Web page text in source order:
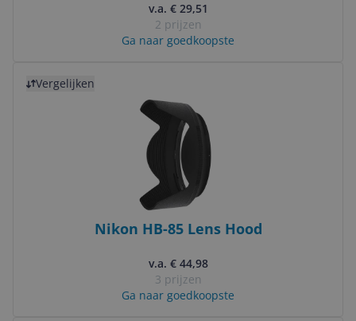
v.a. € 29,51
2 prijzen
Ga naar goedkoopste
Vergelijken
Nikon HB-85 Lens Hood
v.a. € 44,98
3 prijzen
Ga naar goedkoopste